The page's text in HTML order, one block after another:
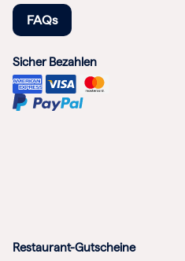
FAQs
Sicher Bezahlen
Restaurant-Gutscheine